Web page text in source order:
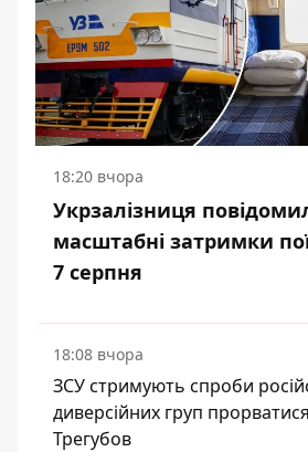
18:20 вчора
Укрзалізниця
масштабні затримки
7 серпня
18:08 вчора
ЗСУ стримують спроби
диверсійних груп
Трегубов